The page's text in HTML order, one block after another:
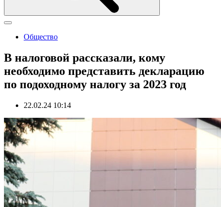
Общество
В налоговой рассказали, кому
необходимо представить декларацию
по подоходному налогу за 2023 год
22.02.24 10:14